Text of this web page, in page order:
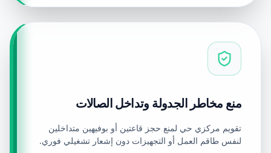
منع مخاطر الجدولة وتداخل الصالات
تقويم مركزي حي لمنع حجز قاعتين أو بوفيهين متداخلين
لنفس طاقم العمل أو التجهيزات دون إشعار تشغيلي فوري.